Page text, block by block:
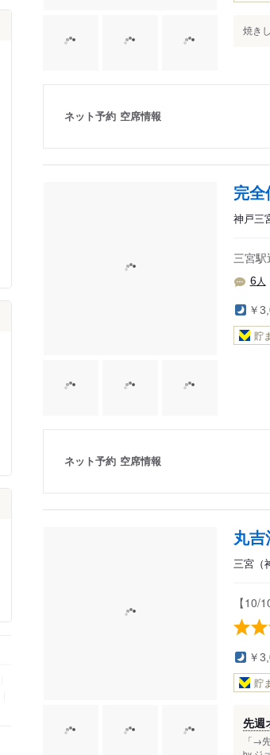
焼き
ネット予約 空席情報
完
神戸三
三宮駅
6人
￥
貯
ネット予約 空席情報
丸
三宮（
【10/
￥
貯
先週
「→